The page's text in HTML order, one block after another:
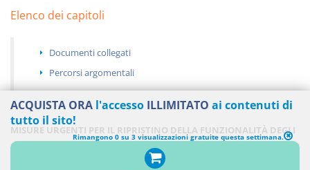
Elenco dei capitoli
Documenti collegati
Percorsi argomentali
MISURE URGENTI PER IL RIPRISTINO DELLA FUNZIONALITÀ DEGLI
ISTITUTI PENITENZIARI E PER LA PREVENZIONE DELLA DIFFUSIONE
ACQUISTA ORA l'accesso ILLIMITATO ai contenuti di
tutto il sito!
Rimangono 0 su 3 visualizzazioni gratuite questa settimana.